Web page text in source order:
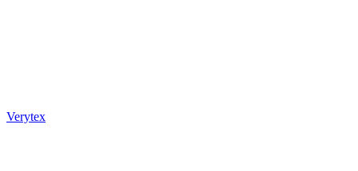
Verytex